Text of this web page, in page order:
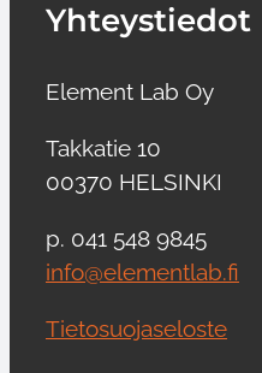
Yhteystiedot
Element Lab Oy
Takkatie 10
00370 HELSINKI
p. 041 548 9845
info@elementlab.fi
Tietosuojaseloste